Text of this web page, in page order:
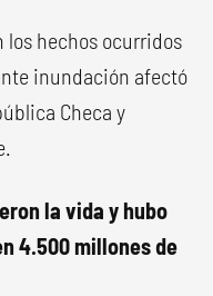
hechos ocurridos
inundación afectó
Checa y
la vida y hubo
4.500 millones de